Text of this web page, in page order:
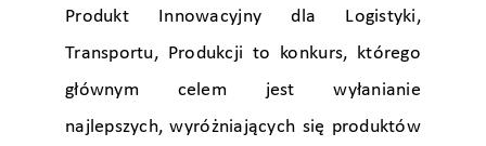
Produkt Innowacyjny dla Logistyki,
Transportu, Produkcji to konkurs, którego
głównym celem jest wyłanianie
najlepszych, wyróżniających się produktów